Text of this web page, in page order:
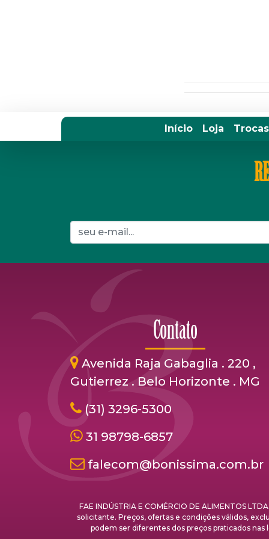
Início Loja
Contato
Avenida Raja Gabaglia . 220 ,
Gutierrez . Belo Horizonte . MG
(31) 3296-5300
31 98798-6857
falecom@bonissima.com.br
FAE INDÚSTRIA E COMÉRCIO DE ALIMENTOS
solicitante. Preços, ofertas e condições válidos,
podem ser diferentes dos preços praticados nas